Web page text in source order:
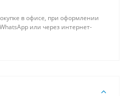
в офисе, при оформлении
или через интернет-